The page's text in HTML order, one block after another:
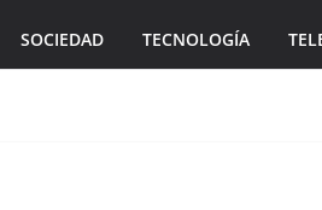
SOCIEDAD TECNOLOGÍA